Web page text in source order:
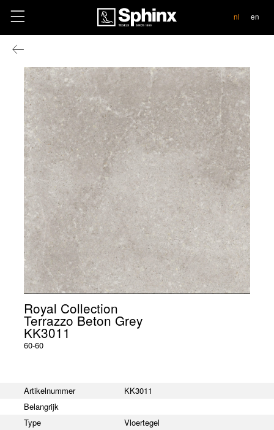
nl en
Royal Collection
Terrazzo Beton Grey
KK3011
60-60
Artikelnummer
KK3011
Belangrijk
Type
Vloertegel